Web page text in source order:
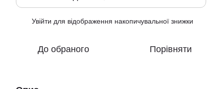
Увійти для відображення накопичувальної знижки
До обраного Порівняти